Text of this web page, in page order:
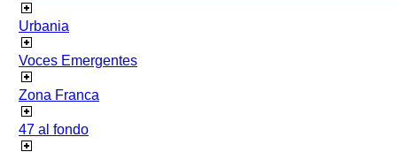
Urbania
Voces Emergentes
Zona Franca
47 al fondo